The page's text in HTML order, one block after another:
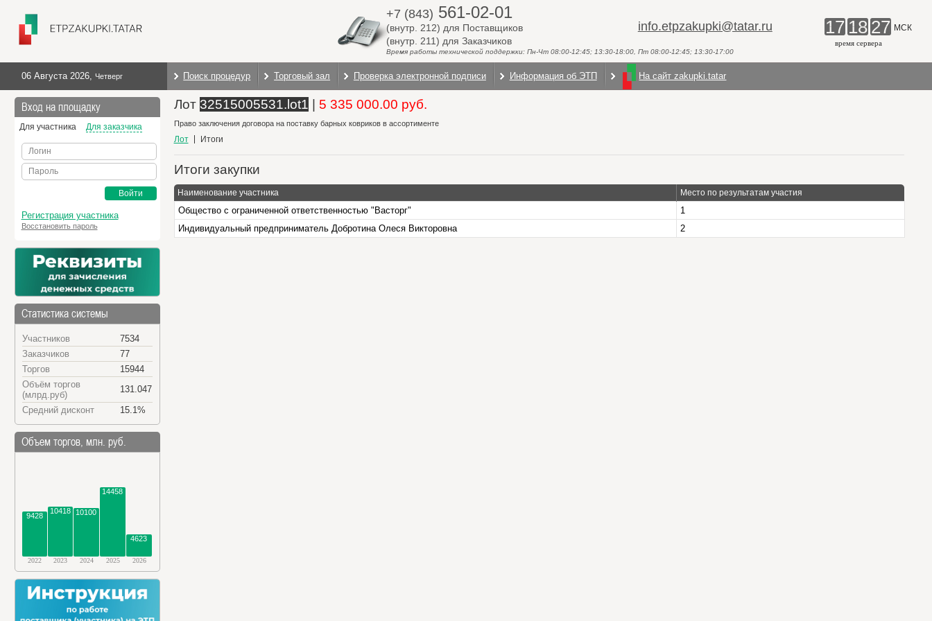
+7 (843) 561-02-01
(внутр. 212) для Поставщиков
(внутр. 211) для Заказчиков
info.etpzakupki@tatar.ru
Время работы технической поддержки: Пн-Чт 08:00-12:45; 13:30-18:00, Пт 08:00-12:45; 13:30-17:00
17 18 27 МСК
время сервера
06 Августа 2026, Четверг Поиск процедур Торговый зал Проверка электронной подписи Информация об ЭТП На сайт zakupki.tatar
Вход на площадку
Для участника Для заказчика
Логин
Пароль
Войти
Регистрация участника
Восстановить пароль
Статистика системы
Участников
7534
Заказчиков
77
Торгов
15944
Объём торгов
(млрд.руб)
131.047
Средний дисконт
15.1%
Объем торгов, млн. руб.
9428
10418 10100
14458
4623
2022 2023 2024 2025 2026
Лот 32515005531.lot1 5 335 000.00 руб.
Право заключения договора на поставку барных ковриков в ассортименте
Лот Итоги
Итоги закупки
Наименование участника Место по результатам участия
Общество с ограниченной ответственностью "Васторг"
1
Индивидуальный предприниматель Добротина Олеся Викторовна
2